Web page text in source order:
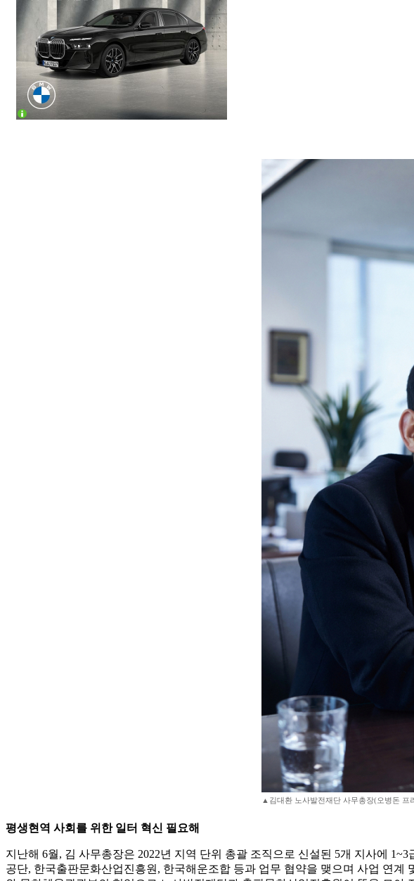
▲김대환 노사발전재단 사무총장(오병돈 프
평생현역 사회를 위한 일터 혁신 필요해
지난해 6월, 김 사무총장은 2022년 지역 단위 총괄 조직으로 신설된 5개 지사에
공단, 한국출판문화산업진흥원, 한국해운조합 등과 업무 협약을 맺으며 사업 연계